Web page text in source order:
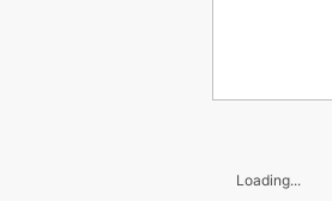
Loading...